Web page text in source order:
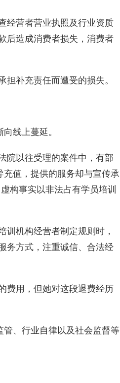
营者营业执照及行业资质
后造成消费者损失，消费者
补充责任而遭受的损失。
线上蔓延。
以往受理的案件中，有部
充值，提供的服务却与宣传承
构事实以非法占有学员培训
机构经营者制定规则时，
务方式，注重诚信、合法经
用，但她对这段退费经历
、行业自律以及社会监督等